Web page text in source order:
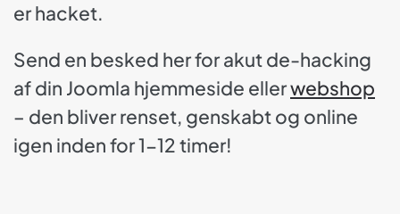
er hacket.
Send en besked her for akut de-hacking
af din Joomla hjemmeside ellerwebshop
– den bliver renset, genskabt og online
igen inden for 1-12 timer!